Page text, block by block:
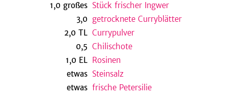
1,0 großes Stück frischer Ingwer
3,0 getrocknete Curryblätter
2,0 TL Currypulver
0,5 Chilischote
1,0 EL Rosinen
etwas Steinsalz
etwas frische Petersilie